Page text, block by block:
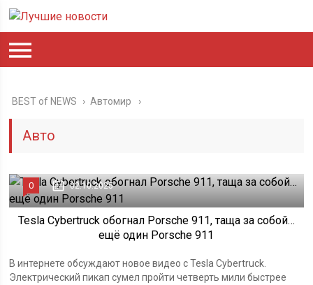
BEST of NEWS › Автомир
Авто
0 02.10.2025
Tesla Cybertruck обогнал Porsche 911, таща за собой…
ещё один Porsche 911
В интернете обсуждают новое видео с Tesla Cybertruck.
Электрический пикап сумел пройти четверть мили быстрее